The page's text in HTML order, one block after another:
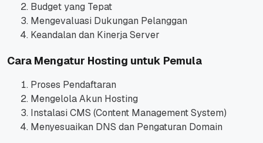
Budget yang Tepat
Mengevaluasi Dukungan Pelanggan
Keandalan dan Kinerja Server
Cara Mengatur Hosting untuk Pemula
Proses Pendaftaran
Mengelola Akun Hosting
Instalasi CMS (Content Management System)
Menyesuaikan DNS dan Pengaturan Domain